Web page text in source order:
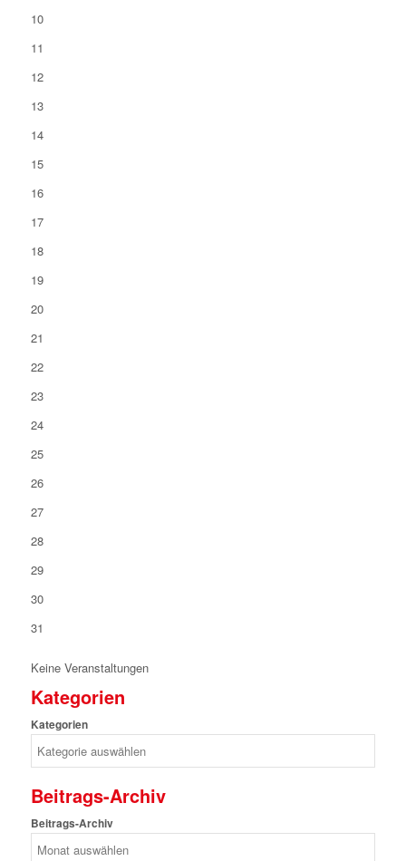
10
11
12
13
14
15
16
17
18
19
20
21
22
23
24
25
26
27
28
29
30
31
Keine Veranstaltungen
Kategorien
Kategorien
Beitrags-Archiv
Beitrags-Archiv